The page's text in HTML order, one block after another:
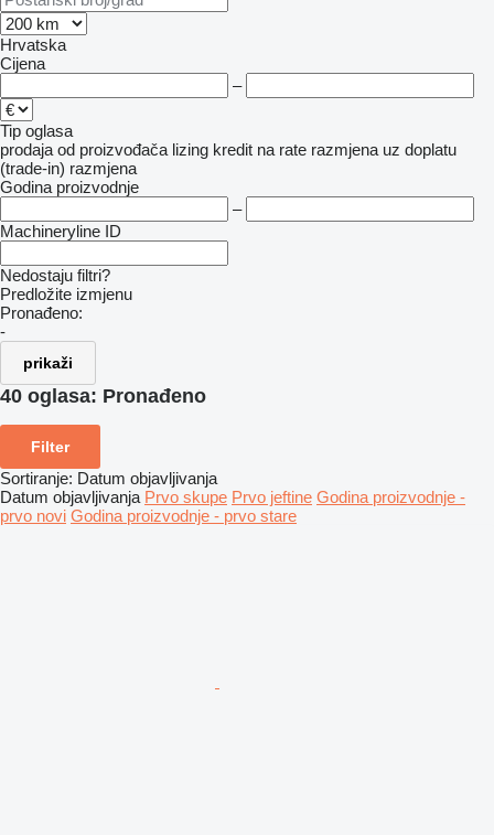
Hrvatska
Cijena
–
Tip oglasa
prodaja od proizvođača lizing kredit na rate razmjena uz doplatu
(trade-in) razmjena
Godina proizvodnje
–
Machineryline ID
Nedostaju filtri?
Predložite izmjenu
Pronađeno:
-
prikaži
40 oglasa: Pronađeno
Filter
Sortiranje: Datum objavljivanja
Datum objavljivanja Prvo skupe Prvo jeftine Godina proizvodnje -
prvo novi Godina proizvodnje - prvo stare